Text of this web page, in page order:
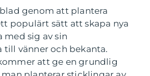
genom att plantera
populärt sätt att skapa nya
med sig av sin
vänner och bekanta.
att ge en grundlig